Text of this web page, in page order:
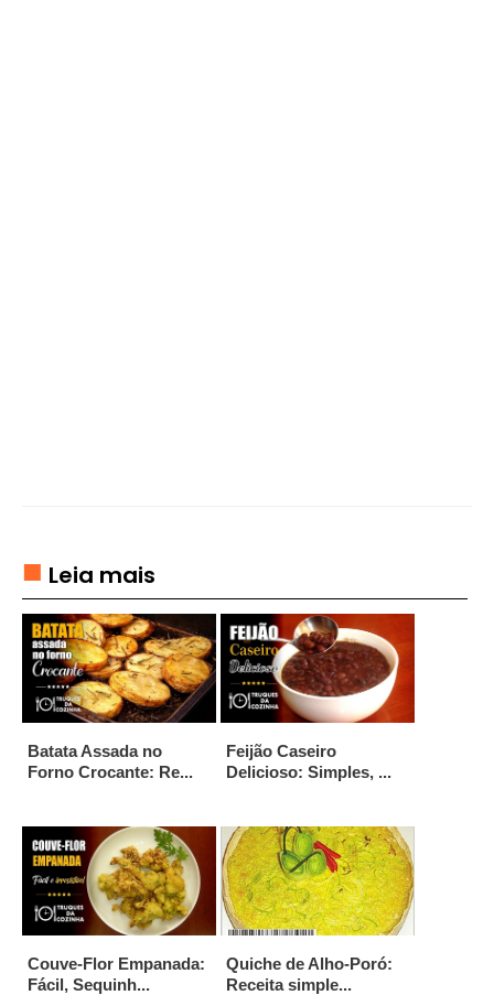
K
E
D
O
C
E
S
C
E
S
E
S
O
Leia mais
Batata Assada no
Forno Crocante: Re...
Feijão Caseiro
Delicioso: Simples, ...
Couve-Flor Empanada:
Fácil, Sequinh...
Quiche de Alho-Poró:
Receita simple...